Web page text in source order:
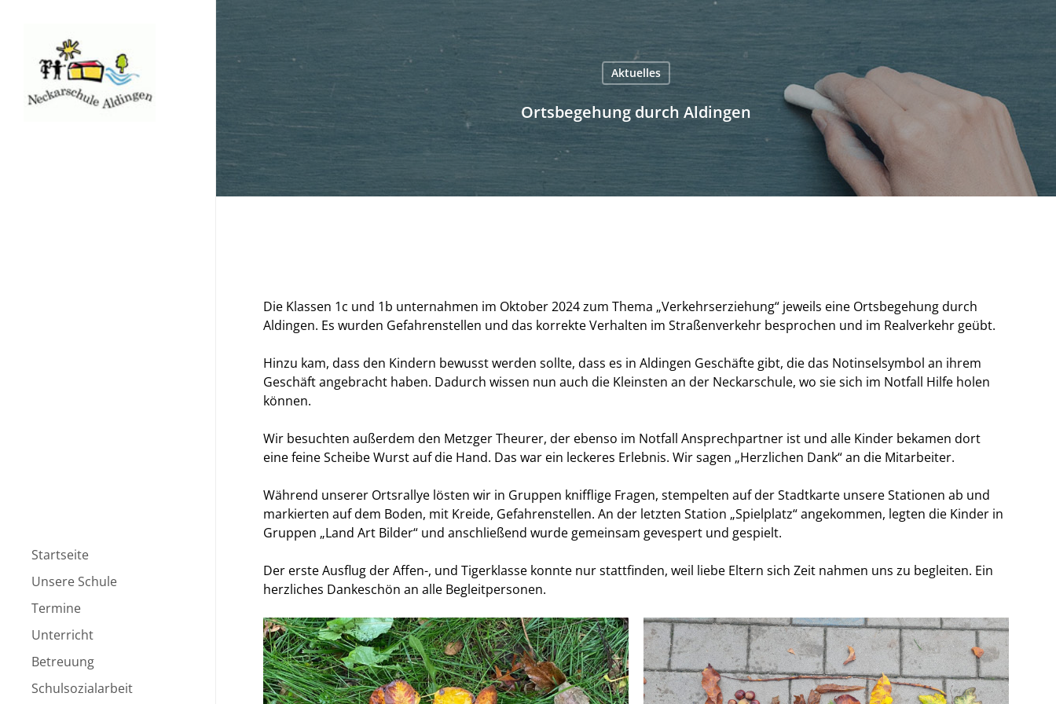
content
Startseite
Unsere Schule
Unsere Schule
Kollegium
Schulleitung
Eltern
Termine
Schultermine
Unterricht
Unterricht
Lehrerkarusselle
Betreuung
Betreuung
Schulsozialarbeit
Aktuelles
Ortsbegehung durch Aldingen
Die Klassen 1c und 1b unternahmen im Oktober 2024 zum Thema „Verkehrserziehung“ jeweils eine Ortsbegehung durch
Aldingen. Es wurden Gefahrenstellen und das korrekte Verhalten im Straßenverkehr besprochen und im Realverkehr geübt.
Hinzu kam, dass den Kindern bewusst werden sollte, dass es in Aldingen Geschäfte gibt, die das Notinselsymbol an ihrem
Geschäft angebracht haben. Dadurch wissen nun auch die Kleinsten an der Neckarschule, wo sie sich im Notfall Hilfe holen
können.
Wir besuchten außerdem den Metzger Theurer, der ebenso im Notfall Ansprechpartner ist und alle Kinder bekamen dort
eine feine Scheibe Wurst auf die Hand. Das war ein leckeres Erlebnis. Wir sagen „Herzlichen Dank“ an die Mitarbeiter.
Während unserer Ortsrallye lösten wir in Gruppen knifflige Fragen, stempelten auf der Stadtkarte unsere Stationen ab und
markierten auf dem Boden, mit Kreide, Gefahrenstellen. An der letzten Station „Spielplatz“ angekommen, legten die Kinder in
Gruppen „Land Art Bilder“ und anschließend wurde gemeinsam gevespert und gespielt.
Der erste Ausflug der Affen-, und Tigerklasse konnte nur stattfinden, weil liebe Eltern sich Zeit nahmen uns zu begleiten. Ein
herzliches Dankeschön an alle Begleitpersonen.